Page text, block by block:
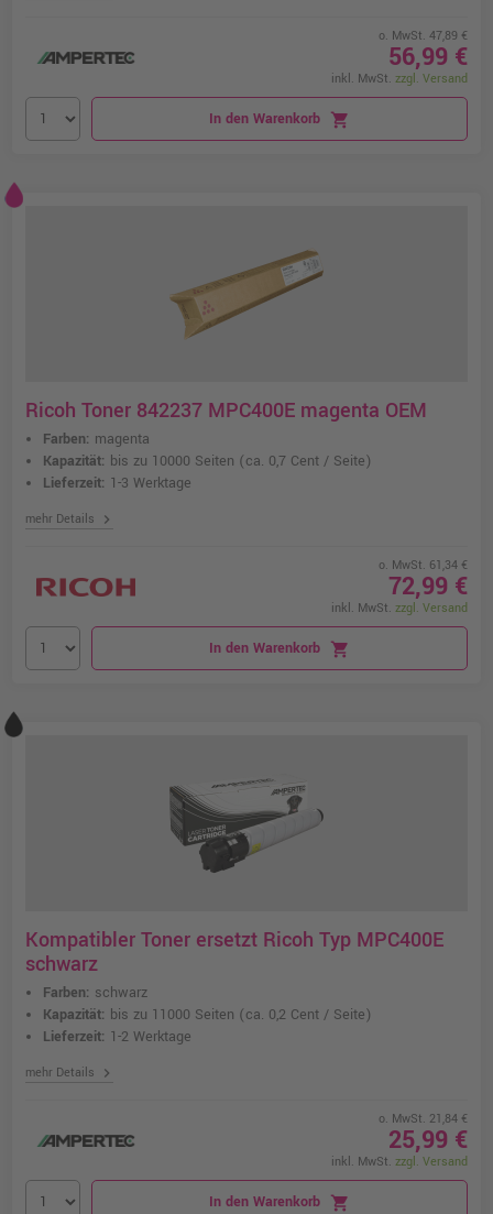
o. MwSt. 47,89 €
56,99 €
inkl. MwSt. zzgl. Versand
In den Warenkorb shopping_cart
Ricoh Toner 842237 MPC400E magenta OEM
Farben: magenta
Kapazität: bis zu 10000 Seiten (ca. 0,7 Cent / Seite)
Lieferzeit: 1-3 Werktage
mehr Details chevron_right
o. MwSt. 61,34 €
72,99 €
inkl. MwSt. zzgl. Versand
In den Warenkorb shopping_cart
Kompatibler Toner ersetzt Ricoh Typ MPC400E
schwarz
Farben: schwarz
Kapazität: bis zu 11000 Seiten (ca. 0,2 Cent / Seite)
Lieferzeit: 1-2 Werktage
mehr Details chevron_right
o. MwSt. 21,84 €
25,99 €
inkl. MwSt. zzgl. Versand
In den Warenkorb shopping_cart